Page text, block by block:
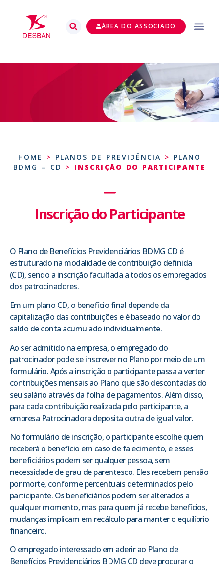
ÁREA DO ASSOCIADO
HOME > PLANOS DE PREVIDÊNCIA > PLANO
BDMG – CD
> INSCRIÇÃO DO PARTICIPANTE
Inscrição do Participante
O Plano de Benefícios Previdenciários BDMG CD é
estruturado na modalidade de contribuição definida
(CD), sendo a inscrição facultada a todos os empregados
dos patrocinadores.
Em um plano CD, o benefício final depende da
capitalização das contribuições e é baseado no valor do
saldo de conta acumulado individualmente.
Ao ser admitido na empresa, o empregado do
patrocinador pode se inscrever no Plano por meio de um
formulário. Após a inscrição o participante passa a verter
contribuições mensais ao Plano que são descontadas do
seu salário através da folha de pagamentos. Além disso,
para cada contribuição realizada pelo participante, a
empresa Patrocinadora deposita outra de igual valor.
No formulário de inscrição, o participante escolhe quem
receberá o benefício em caso de falecimento, e esses
beneficiários podem ser qualquer pessoa, sem
necessidade de grau de parentesco. Eles recebem pensão
por morte, conforme percentuais determinados pelo
participante. Os beneficiários podem ser alterados a
qualquer momento, mas para quem já recebe benefícios,
mudanças implicam em recálculo para manter o equilíbrio
financeiro.
O empregado interessado em aderir ao Plano de
Benefícios Previdenciários BDMG CD deve procurar o